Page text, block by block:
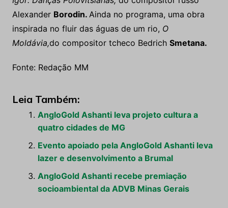
Alexander Borodin. Ainda no programa, uma obra
inspirada no fluir das águas de um rio, O
Moldávia,do compositor tcheco Bedrich Smetana.
Fonte: Redação MM
Leia Também:
AngloGold Ashanti leva projeto cultura a
quatro cidades de MG
Evento apoiado pela AngloGold Ashanti leva
lazer e desenvolvimento a Brumal
AngloGold Ashanti recebe premiação
socioambiental da ADVB Minas Gerais